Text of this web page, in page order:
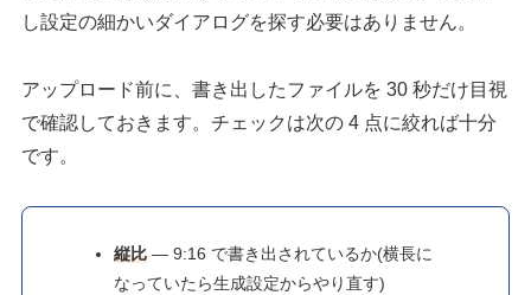
し設定の細かいダイアログを探す必要はありません。
アップロード前に、書き出したファイルを 30 秒だけ目視
で確認しておきます。チェックは次の 4 点に絞れば十分
です。
縦比 — 9:16 で書き出されているか(横長に
なっていたら生成設定からやり直す)